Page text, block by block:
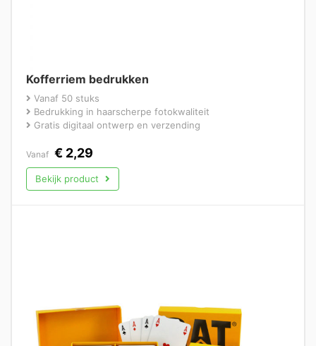
Kofferriem bedrukken
Vanaf 50 stuks
Bedrukking in haarscherpe fotokwaliteit
Gratis digitaal ontwerp en verzending
Vanaf € 2,29
Bekijk product